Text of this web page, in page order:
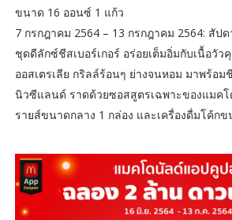
ขนาด 16 ออนซ์ 1 แก้ว
7 กรกฎาคม 2564 – 13 กรกฎาคม 2564: สัป
ชุดดีลักซ์ชีสเบอร์เกอร์ อร่อยเต็มอิ่มกับเนื้อวั
ออสเตรเลีย กริลล์ร้อนๆ ย่างจนหอม มาพร้อ
นิวซีแลนด์ ราดด้วยซอสสูตรเฉพาะของแมค
รายส์ขนาดกลาง 1 กล่อง และเครื่องดื่มโค้ก